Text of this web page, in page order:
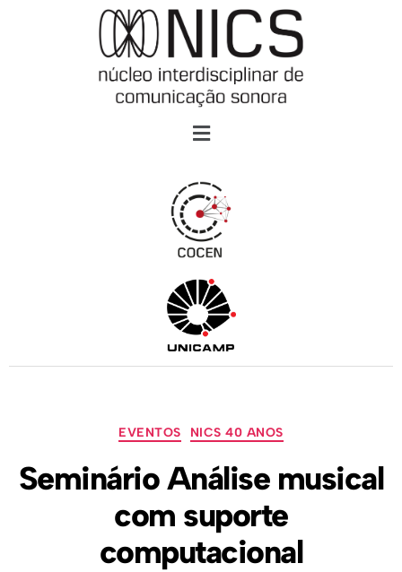
EVENTOS NICS 40 ANOS
Seminário Análise musical
com suporte
computacional